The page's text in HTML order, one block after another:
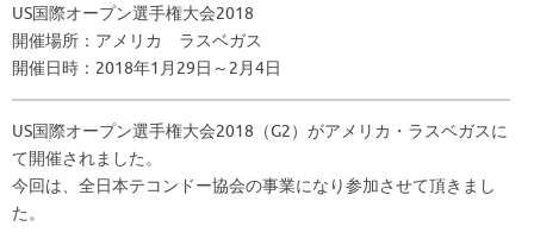
US国際オープン選手権大会2018
開催場所：アメリカ ラスベガス
開催日時：2018年1月29日～2月4日
US国際オープン選手権大会2018（G2）がアメリカ・ラスベガスに
て開催されました。
今回は、全日本テコンドー協会の事業になり参加させて頂きまし
た。